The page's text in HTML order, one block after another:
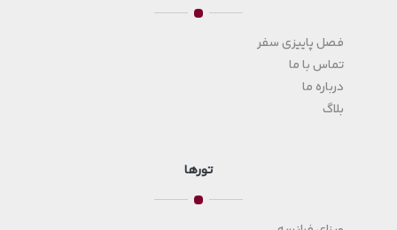
فصل پاییزی سفر
تماس با ما
درباره ما
بلاگ
تورها